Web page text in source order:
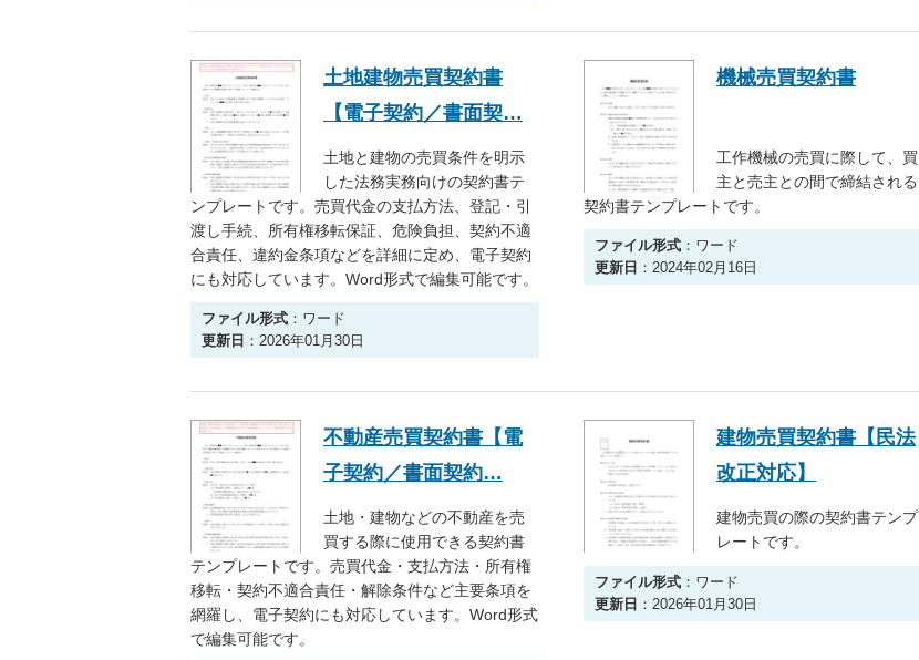
土地建物売買契約書
【電子契約／書面契…
土地と建物の売買条件を明示
した法務実務向けの契約書テ
ンプレートです。売買代金の支払方法、登記・引
渡し手続、所有権移転保証、危険負担、契約不適
合責任、違約金条項などを詳細に定め、電子契約
にも対応しています。Word形式で編集可能です。
ファイル形式 ：ワード
更新日 ：2026年01月30日
機械売買契約書
工作機械の売買に際して、買
主と売主との間で締結される
契約書テンプレートです。
ファイル形式 ：ワード
更新日 ：2024年02月16日
不動産売買契約書【電
子契約／書面契約…
土地・建物などの不動産を売
買する際に使用できる契約書
テンプレートです。売買代金・支払方法・所有権
移転・契約不適合責任・解除条件など主要条項を
網羅し、電子契約にも対応しています。Word形式
で編集可能です。
建物売買契約書【民法
改正対応】
建物売買の際の契約書テンプ
レートです。
ファイル形式 ：ワード
更新日 ：2026年01月30日